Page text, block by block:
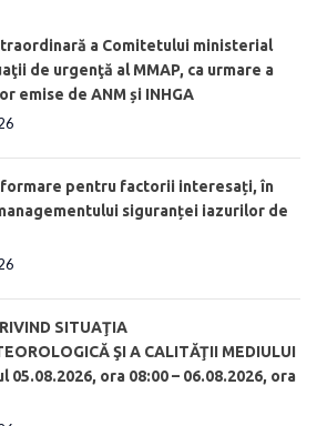
a Comitetului ministerial
de urgenţă al MMAP, ca urmare a
emise de ANM și INHGA
formare pentru factorii interesați, în
siguranței iazurilor de
SITUAŢIA
ŞI A CALITĂŢII MEDIULUI
05.08.2026, ora 08:00 – 06.08.2026, ora